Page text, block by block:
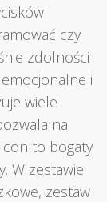
czy
zdolności
i
wiele
na
to bogaty
W zestawie
zestaw